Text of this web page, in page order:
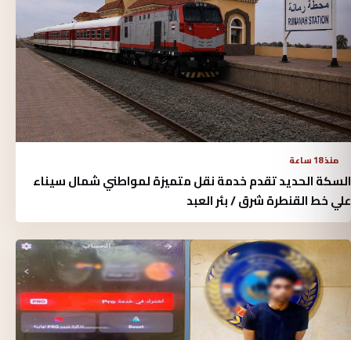
منذ 18 ساعة
السكة الحديد تقدم خدمة نقل متميزة لمواطني شمال سيناء
علي خط القنطرة شرق / بئر العبد